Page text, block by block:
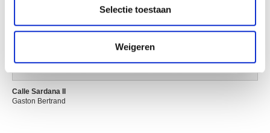
verzameld op basis van uw gebruik van hun services.
Selectie toestaan
Weigeren
Calle Sardana II
Gaston Bertrand